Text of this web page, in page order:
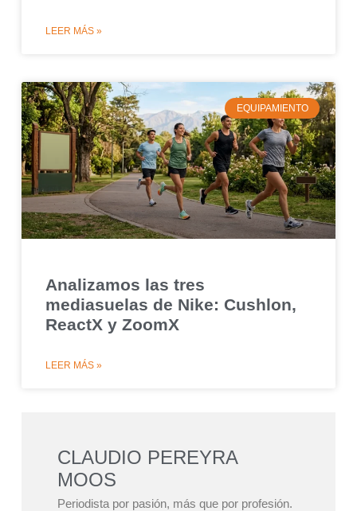
LEER MÁS »
EQUIPAMIENTO
Analizamos las tres
mediasuelas de Nike: Cushlon,
ReactX y ZoomX
LEER MÁS »
CLAUDIO PEREYRA
MOOS
Periodista por pasión, más que por profesión.